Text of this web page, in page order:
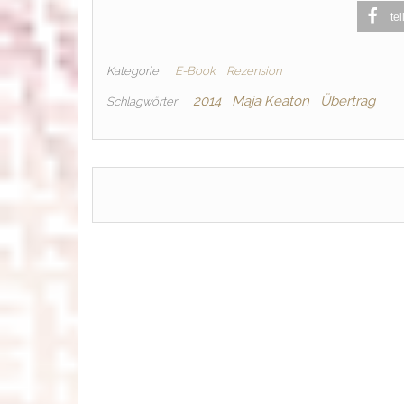
Kategorie E-Book Rezension
Schlagwörter 2014 Maja Keaton Übertrag